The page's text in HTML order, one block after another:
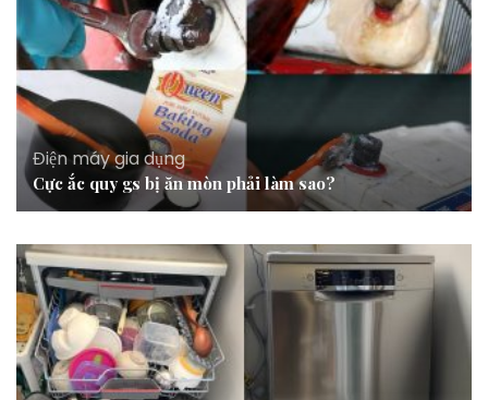
Điện máy gia dụng
Cực ắc quy gs bị ăn mòn phải làm sao?